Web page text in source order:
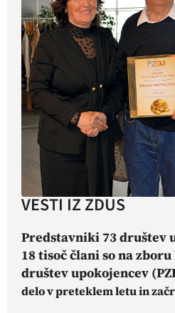
VESTI IZ ZDUS
Predstavniki 73 društev
18 tisoč člani so na
društev upokojencev
delo v preteklem letu in